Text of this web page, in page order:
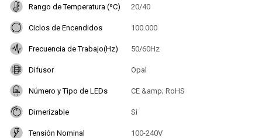
Rango de Temperatura (ºC) 20/40
Ciclos de Encendidos 100.000
Frecuencia de Trabajo(Hz) 50/60Hz
Difusor Opal
Número y Tipo de LEDs CE &amp; RoHS
Dimerizable Si
Tensión Nominal 100-240V